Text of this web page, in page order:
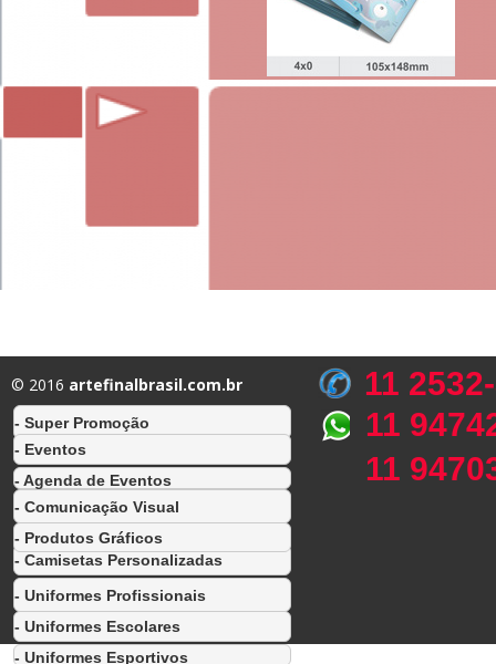
© 2016 artefinalbrasil.com.br
- Super Promoção
- Eventos
- Agenda de Eventos
- Comunicação Visual
- Produtos Gráficos
- Camisetas Personalizadas
- Uniformes Profissionais
- Uniformes Escolares
- Uniformes Esportivos
11
11
11